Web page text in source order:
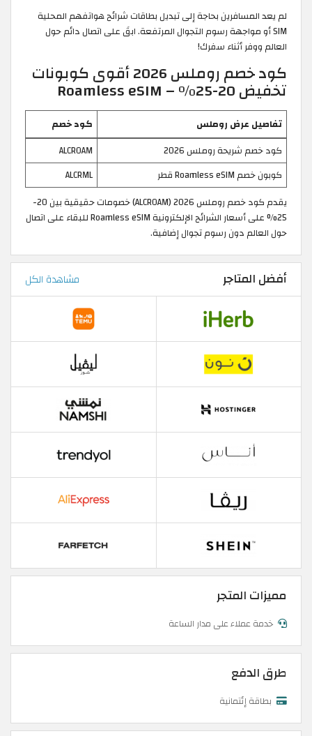
لم يعد المسافرين بحاجة إلى تبديل بطاقات شرائح هواتفهم المحلية
SIM أو مواجهة رسوم التجوال المرتفعة. ابقَ على اتصال دائم حول
العالم ووفر أثناء سفرك!
كود خصم روملس 2026 أقوى كوبونات
تخفيض 20-25% – Roamless eSIM
تفاصيل عرض روملس
كود خصم
كود خصم شريحة روملس 2026
ALCROAM
كوبون خصم Roamless eSIM قطر
ALCRML
يقدم كود خصم روملس 2026 (ALCROAM) خصومات حقيقية بين 20-
25% على أسعار الشرائح الإلكترونية Roamless eSIM للبقاء على اتصال
حول العالم دون رسوم تجوال إضافية.
أفضل المتاجر مشاهدة الكل
مميزات المتجر
خدمة عملاء على مدار الساعة
طرق الدفع
بطاقة إئتمانية